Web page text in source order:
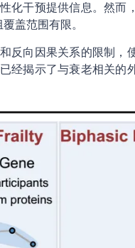
化干预提供信息。然而
盖范围有限。
反向因果关系的限制，
经揭示了与衰老相关的